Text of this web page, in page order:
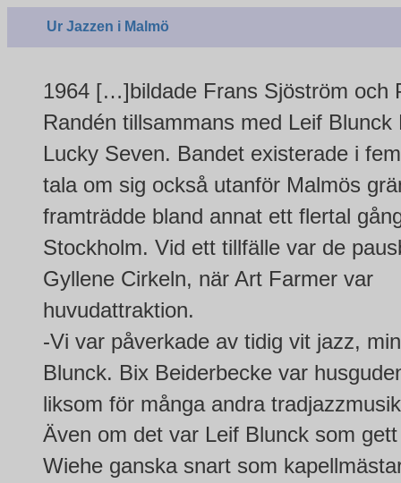
Ur Jazzen i Malmö
1964 […]bildade Frans Sjöström och
Randén tillsammans med Leif Blunck
Lucky Seven. Bandet existerade i
tala om sig också utanför Malmös
framträdde bland annat ett flertal
Stockholm. Vid ett tillfälle var de
Gyllene Cirkeln, när Art Farmer var
huvudattraktion.
-Vi var påverkade av tidig vit jazz,
Blunck. Bix Beiderbecke var
liksom för många andra
Även om det var Leif Blunck som
Wiehe ganska snart som